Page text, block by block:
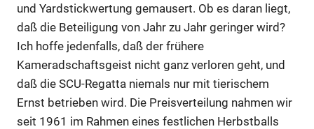
und Yardstickwertung gemausert. Ob es daran liegt,
daß die Beteiligung von Jahr zu Jahr geringer wird?
Ich hoffe jedenfalls, daß der frühere
Kameradschaftsgeist nicht ganz verloren geht, und
daß die SCU-Regatta niemals nur mit tierischem
Ernst betrieben wird. Die Preisverteilung nahmen wir
seit 1961 im Rahmen eines festlichen Herbstballs